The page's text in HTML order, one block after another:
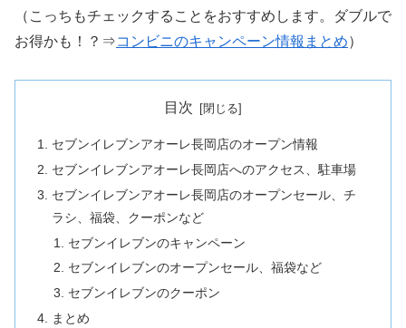
（こっちもチェックすることをおすすめします。ダブルで
お得かも！？⇒コンビニのキャンペーン情報まとめ）
目次
セブンイレブンアオーレ長岡店のオープン情報
セブンイレブンアオーレ長岡店へのアクセス、駐車場
セブンイレブンアオーレ長岡店のオープンセール、チ
ラシ、福袋、クーポンなど
セブンイレブンのキャンペーン
セブンイレブンのオープンセール、福袋など
セブンイレブンのクーポン
まとめ